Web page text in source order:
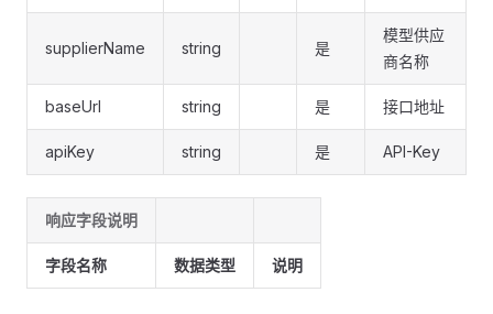
supplierName string 是
模型供应
商名称
baseUrl string 是 接口地址
apiKey string 是 API-Key
响应字段说明
字段名称 数据类型 说明